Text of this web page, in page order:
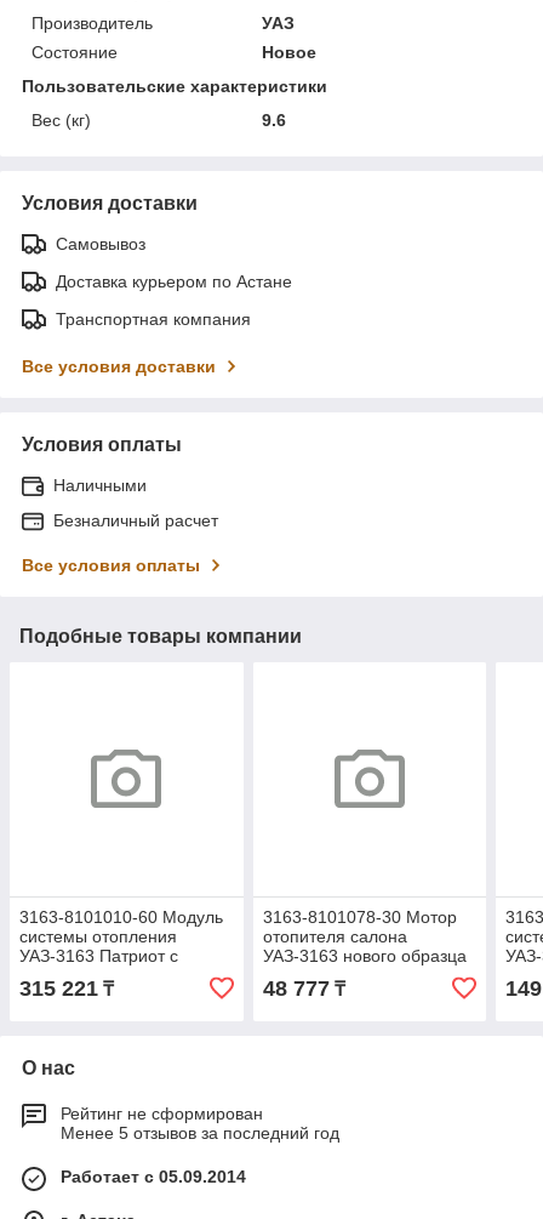
Производитель
УАЗ
Состояние
Новое
Пользовательские характеристики
Вес (кг)
9.6
Условия доставки
Самовывоз
Доставка курьером по Астане
Транспортная компания
Все условия доставки
Условия оплаты
Наличными
Безналичный расчет
Все условия оплаты
Подобные товары компании
3163-8101010-60 Модуль
системы отопления
УАЗ-3163 Патриот с
кондиционера, без доп
315 221 ₸
3163-8101078-30 Мотор
отопителя салона
УАЗ-3163 нового образца
International (Europe)
48 777₸
О нас
Рейтинг не сформирован
Менее 5 отзывов за последний год
Работает с 05.09.2014